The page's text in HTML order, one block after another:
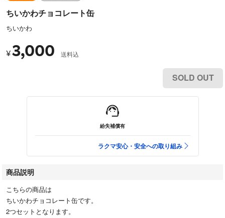
ちいかわチョコレート缶
ちいかわ
¥3,000 送料込
SOLD OUT
紛失補償有
ラクマ安心・安全への取り組み
商品説明
こちらの商品は
ちいかわチョコレート缶です。
2つセットとなります。